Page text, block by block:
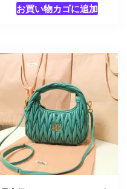
お買い物カゴに追加